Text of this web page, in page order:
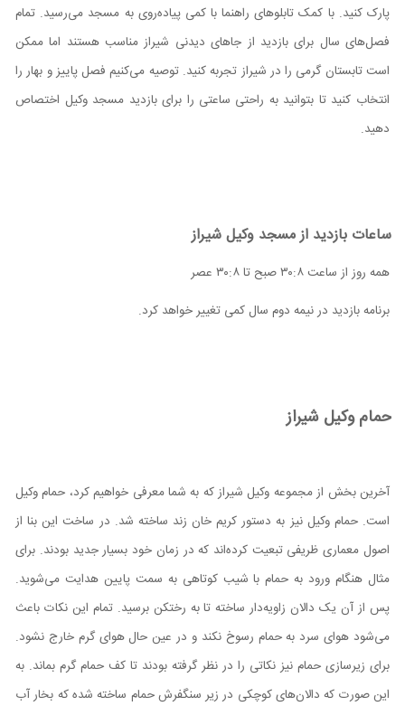
پارک کنید. با کمک تابلوهای راهنما با کمی پیاده‌روی به مسجد می‌رسید. تمام
فصل‌های سال برای بازدید از جاهای دیدنی شیراز مناسب هستند اما ممکن
است تابستان گرمی را در شیراز تجربه کنید. توصیه می‌کنیم فصل پاییز و بهار را
انتخاب کنید تا بتوانید به راحتی ساعتی را برای بازدید مسجد وکیل اختصاص
دهید.
ساعات بازدید از مسجد وکیل شیراز
همه روز از ساعت ۸ :۳۰ صبح تا ۸ :۳۰ عصر
برنامه بازدید در نیمه دوم سال کمی تغییر خواهد کرد.
حمام وکیل شیراز
آخرین بخش از مجموعه وکیل شیراز که به شما معرفی خواهیم کرد، حمام وکیل
است. حمام وکیل نیز به دستور کریم خان زند ساخته شد. در ساخت این بنا از
اصول معماری ظریفی تبعیت کرده‌اند که در زمان خود بسیار جدید بودند. برای
مثال هنگام ورود به حمام با شیب کوتاهی به سمت پایین هدایت می‌شوید.
پس از آن یک دالان زاویه‌دار ساخته تا به رختکن برسید. تمام این نکات باعث
می‌شود هوای سرد به حمام رسوخ نکند و در عین حال هوای گرم خارج نشود.
برای زیرسازی حمام نیز نکاتی را در نظر گرفته بودند تا کف حمام گرم بماند. به
این صورت که دالان‌های کوچکی در زیر سنگفرش حمام ساخته شده که بخار آب